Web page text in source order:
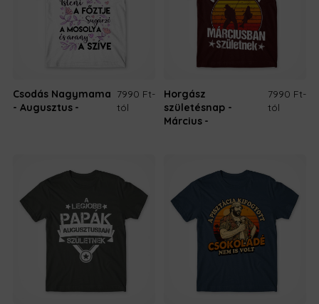
Csodás Nagymama
- Augusztus
7990 Ft-
tól
Horgász
születésnap -
Március
7990 Ft-
tól